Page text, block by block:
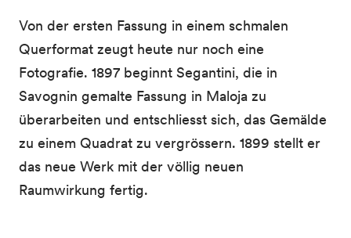
Von der ersten Fassung in einem schmalen
Querformat zeugt heute nur noch eine
Fotografie. 1897 beginnt Segantini, die in
Savognin gemalte Fassung in Maloja zu
überarbeiten und entschliesst sich, das Gemälde
zu einem Quadrat zu vergrössern. 1899 stellt er
das neue Werk mit der völlig neuen
Raumwirkung fertig.